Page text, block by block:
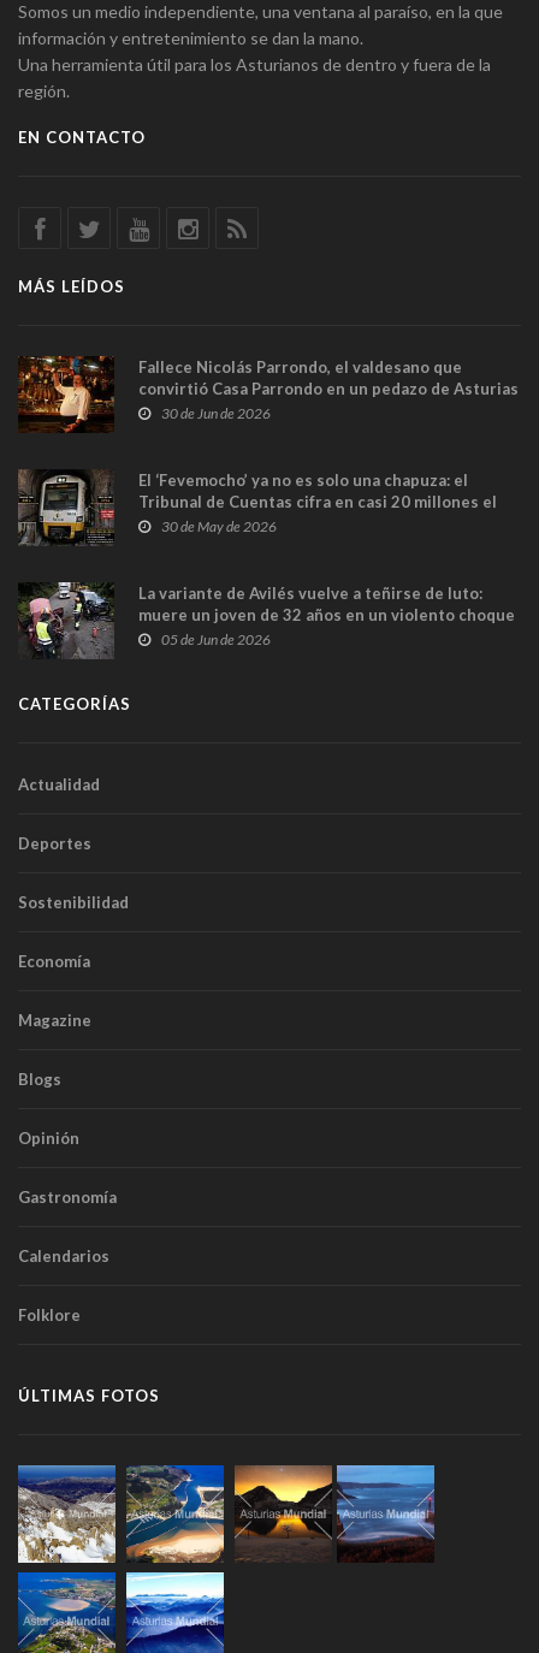
Somos un medio independiente, una ventana al paraíso, en la que
información y entretenimiento se dan la mano.
Una herramienta útil para los Asturianos de dentro y fuera de la
región.
EN CONTACTO
MÁS LEÍDOS
Fallece Nicolás Parrondo, el valdesano que
convirtió Casa Parrondo en un pedazo de Asturias
en Madrid
30 de Jun de 2026
El ‘Fevemocho’ ya no es solo una chapuza: el
Tribunal de Cuentas cifra en casi 20 millones el
sobrecoste de los trenes que no cabían por los
30 de May de 2026
La variante de Avilés vuelve a teñirse de luto:
muere un joven de 32 años en un violento choque
frontal
05 de Jun de 2026
CATEGORÍAS
Actualidad
Deportes
Sostenibilidad
Economía
Magazine
Blogs
Opinión
Gastronomía
Calendarios
Folklore
ÚLTIMAS FOTOS